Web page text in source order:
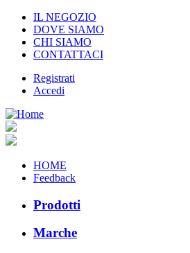
IL NEGOZIO
DOVE SIAMO
CHI SIAMO
CONTATTACI
Registrati
Accedi
HOME
Feedback
Prodotti
Marche